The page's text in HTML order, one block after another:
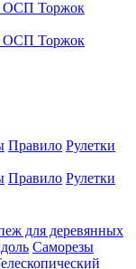
ОСП Торжок
ОСП Торжок
Правило Рулетки
Правило Рулетки
для деревянных
Саморезы